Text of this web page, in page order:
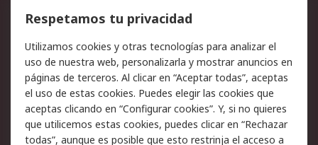
Cómo realizar pedidos
Devoluciones
Facturación y pago
Ofertas
Soporte técnico
Legal
Aviso legal
Política de privacidad -
Actualizada
Respetamos tu privacidad
Utilizamos cookies y otras tecnologías para analizar el
uso de nuestra web, personalizarla y mostrar anuncios en
páginas de terceros. Al clicar en “Aceptar todas”, aceptas
el uso de estas cookies. Puedes elegir las cookies que
aceptas clicando en “Configurar cookies”. Y, si no quieres
que utilicemos estas cookies, puedes clicar en “Rechazar
todas”, aunque es posible que esto restrinja el acceso a